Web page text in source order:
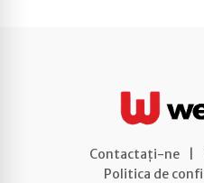
Contactați-ne
Politica de